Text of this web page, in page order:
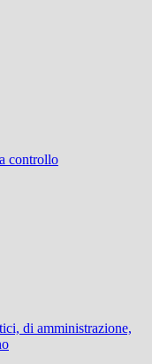
controllo
di amministrazione,